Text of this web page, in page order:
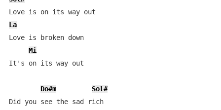
La
Love is broken down
Mi
It's on its way out
Do#m
Sol#
Did you see the sad rich